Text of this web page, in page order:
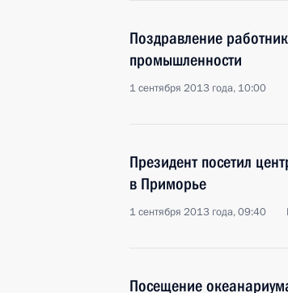
Поздравление
промышленности
1 сентября 2013 года, 10:00
Президент посетил
в Приморье
1 сентября 2013 года, 09:40
Посещение